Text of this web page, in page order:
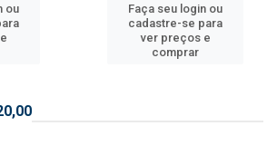
ou
Faça seu login ou
cadastre-se para
ver preços e
comprar